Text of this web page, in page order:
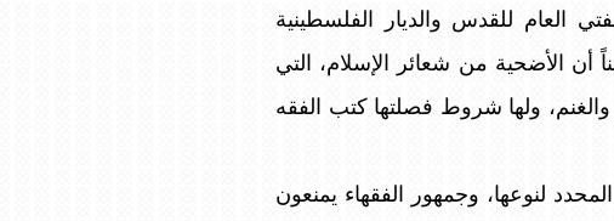
للقدس والديار الفلسطينية
أن الأضحية من شعائر الإسلام، التي
ولها شروط فصلتها كتب الفقه
لنوعها، وجمهور الفقهاء يمنعون